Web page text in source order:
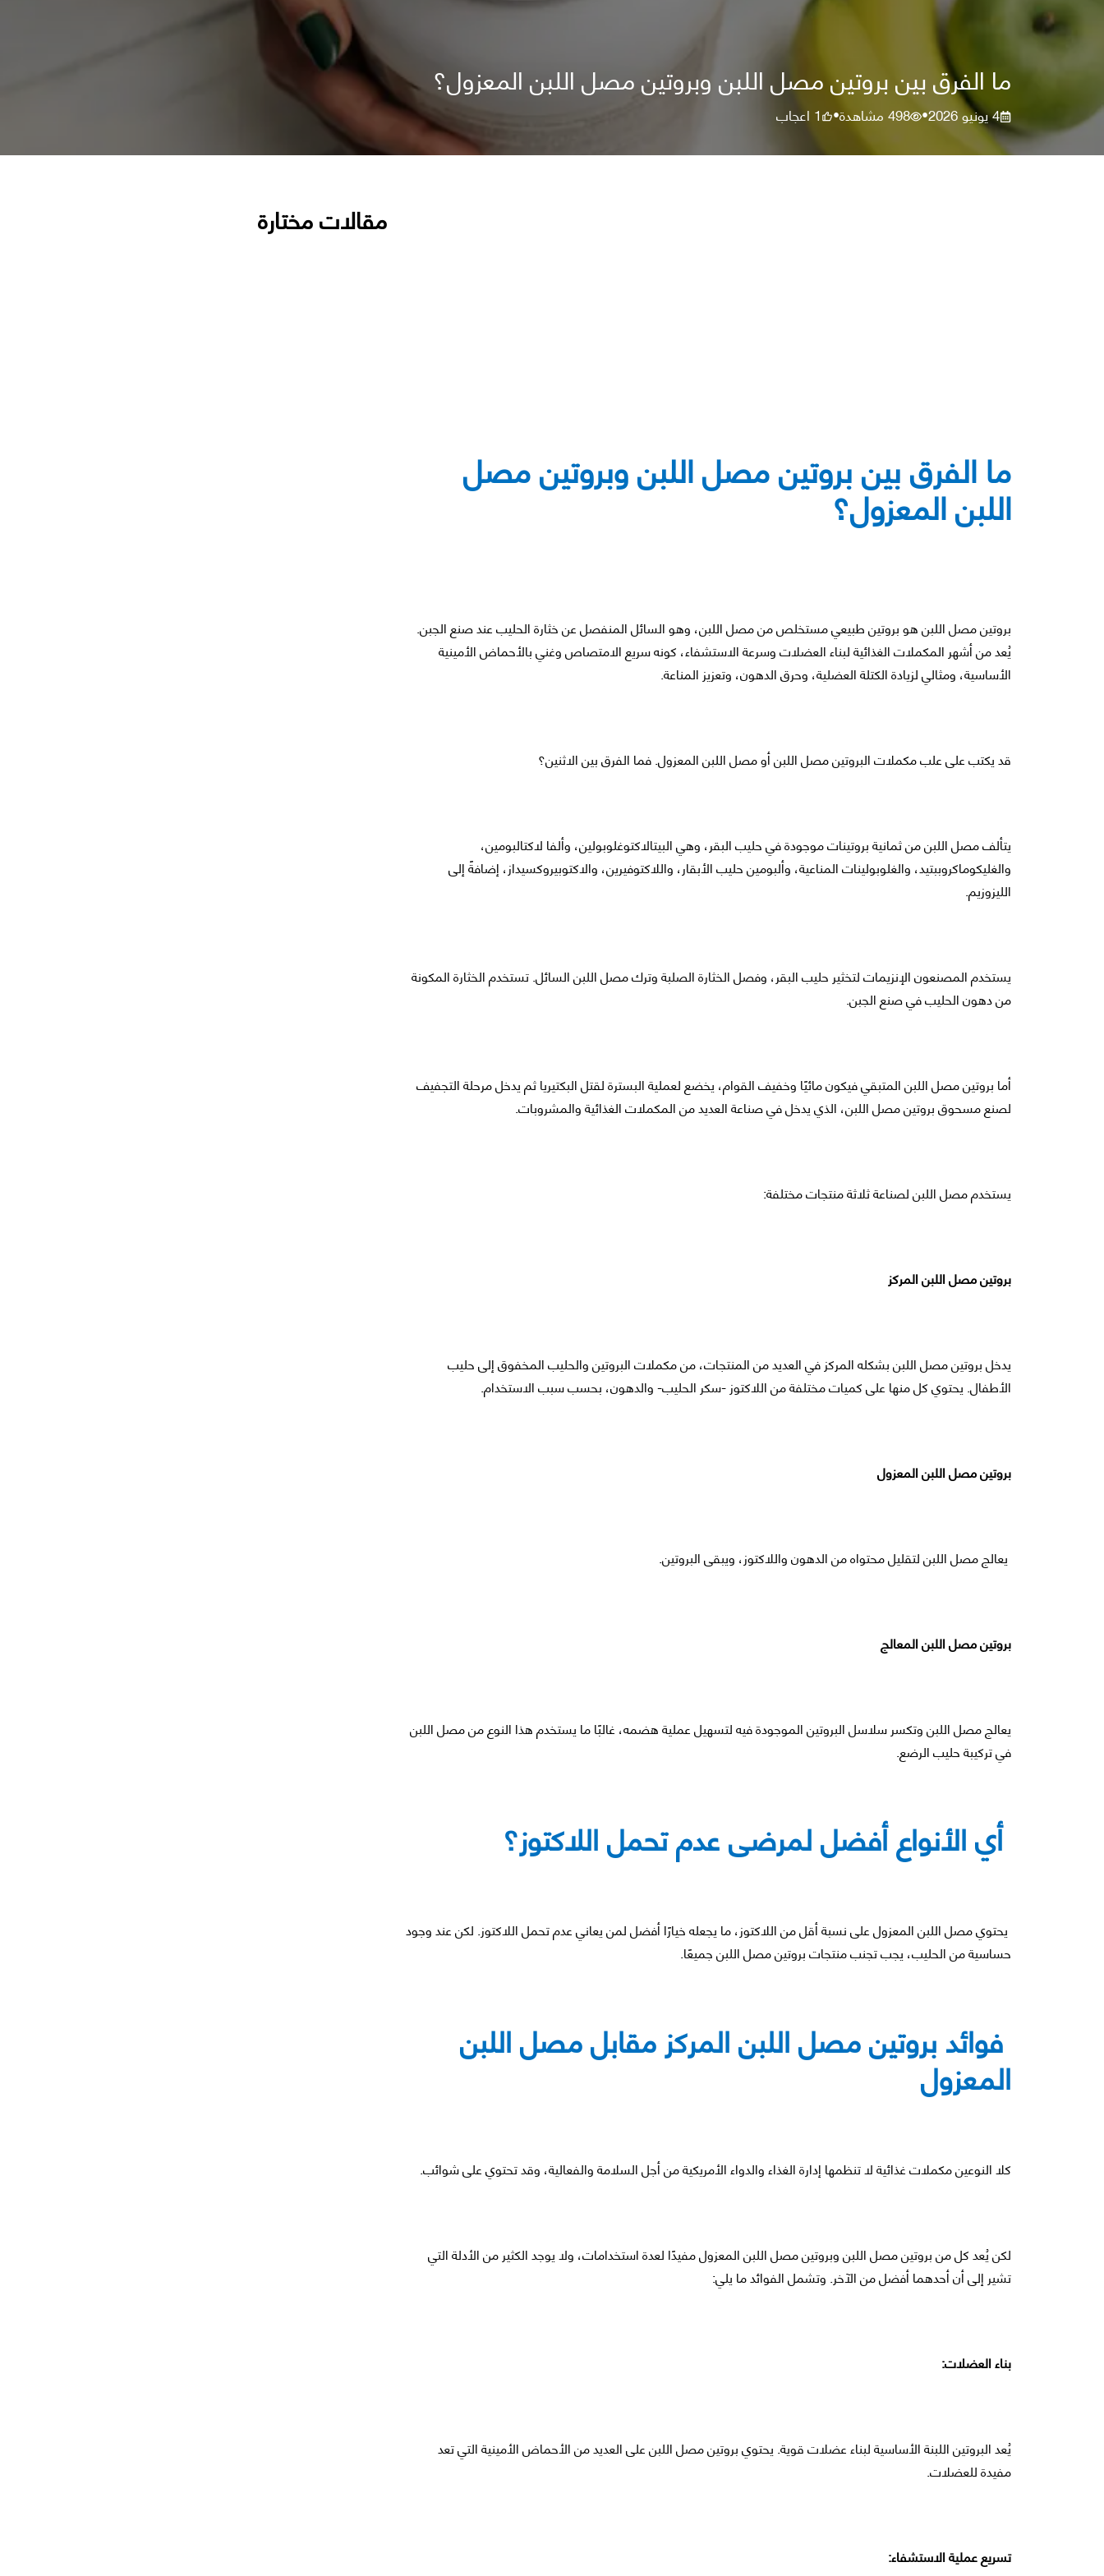
ما الفرق بين بروتين مصل اللبن وبروتين مصل اللبن المعزول؟
4 يونيو 2026 •
498مشاهدة•
1 اعجاب
ما الفرق بين بروتين مصل اللبن وبروتين مصل
اللبن المعزول؟
بروتين مصل اللبن هو بروتين طبيعي مستخلص من مصل اللبن، وهو السائل المنفصل عن خثارة الحليب عند صنع الجبن.
يُعد من أشهر المكملات الغذائية لبناء العضلات وسرعة الاستشفاء، كونه سريع الامتصاص وغني بالأحماض الأمينية
الأساسية، ومثالي لزيادة الكتلة العضلية، وحرق الدهون، وتعزيز المناعة.
قد يكتب على علب مكملات البروتين مصل اللبن أو مصل اللبن المعزول. فما الفرق بين الاثنين؟
يتألف مصل اللبن من ثمانية بروتينات موجودة في حليب البقر، وهي البيتالاكتوغلوبولين، وألفا لاكتالبومين،
والغليكوماكروببتيد، والغلوبولينات المناعية، وألبومين حليب الأبقار، واللاكتوفيرين، والاكتوبيروكسيداز، إضافةً إلى
الليزوزيم.
يستخدم المصنعون الإنزيمات لتخثير حليب البقر، وفصل الخثارة الصلبة وترك مصل اللبن السائل. تستخدم الخثارة المكونة
من دهون الحليب في صنع الجبن.
أما بروتين مصل اللبن المتبقي فيكون مائيًا وخفيف القوام، يخضع لعملية البسترة لقتل البكتيريا ثم يدخل مرحلة التجفيف
لصنع مسحوق بروتين مصل اللبن، الذي يدخل في صناعة العديد من المكملات الغذائية والمشروبات.
يستخدم مصل اللبن لصناعة ثلاثة منتجات مختلفة:
بروتين مصل اللبن المركز
يدخل بروتين مصل اللبن بشكله المركز في العديد من المنتجات، من مكملات البروتين والحليب المخفوق إلى حليب
الأطفال. يحتوي كل منها على كميات مختلفة من اللاكتوز -سكر الحليب- والدهون، بحسب سبب الاستخدام.
بروتين مصل اللبن المعزول
يعالج مصل اللبن لتقليل محتواه من الدهون واللاكتوز، ويبقى البروتين.
بروتين مصل اللبن المعالج
يعالج مصل اللبن وتكسر سلاسل البروتين الموجودة فيه لتسهيل عملية هضمه، غالبًا ما يستخدم هذا النوع من مصل اللبن
في تركيبة حليب الرضع.
أي الأنواع أفضل لمرضى عدم تحمل اللاكتوز؟
يحتوي مصل اللبن المعزول على نسبة أقل من اللاكتوز، ما يجعله خيارًا أفضل لمن يعاني عدم تحمل اللاكتوز. لكن عند وجود
حساسية من الحليب، يجب تجنب منتجات بروتين مصل اللبن جميعًا.
فوائد بروتين مصل اللبن المركز مقابل مصل اللبن
المعزول
كلا النوعين مكملات غذائية لا تنظمها إدارة الغذاء والدواء الأمريكية من أجل السلامة والفعالية، وقد تحتوي على شوائب.
لكن يُعد كل من بروتين مصل اللبن وبروتين مصل اللبن المعزول مفيدًا لعدة استخدامات، ولا يوجد الكثير من الأدلة التي
تشير إلى أن أحدهما أفضل من الآخر. وتشمل الفوائد ما يلي:
بناء العضلات:
يُعد البروتين اللبنة الأساسية لبناء عضلات قوية. يحتوي بروتين مصل اللبن على العديد من الأحماض الأمينية التي تعد
مفيدة للعضلات.
تسريع عملية الاستشفاء:
مقالات مختارة